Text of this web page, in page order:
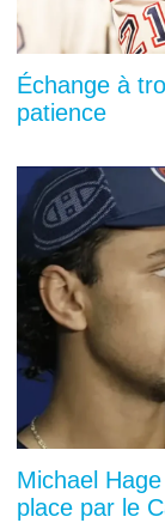
Échange à
patience
Michael
place par le